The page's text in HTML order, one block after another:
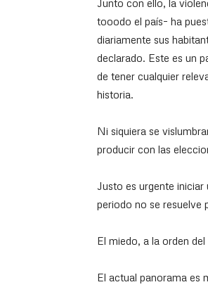
Junto con ello, la
tooodo el país– ha
diariamente sus
declarado. Este es un
de tener cualquier
historia.
Ni siquiera se
producir con las
Justo es urgente
periodo no se resuelve
El miedo, a la orden del
El actual panorama es